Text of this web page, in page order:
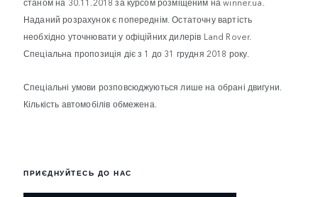
станом на 30.11.2018 за курсом розміщеним на winner.ua.
Наданий розрахунок є попереднім. Остаточну вартість
необхідно уточнювати у офіційних дилерів Land Rover.
Спеціальна пропозиція діє з 1 до 31 грудня 2018 року.
Спеціальні умови розповсюджуються лише на обрані двигуни.
Кількість автомобілів обмежена.
ПРИЄДНУЙТЕСЬ ДО НАС